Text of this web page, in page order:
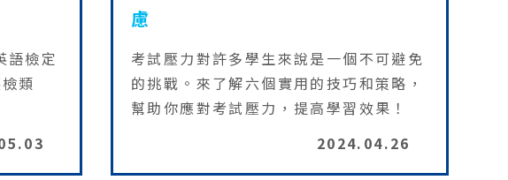
語檢定
類
慮
考試壓力對許多學生來說是一個不可避免
的挑戰。來了解六個實用的技巧和策略，
幫助你應對考試壓力，提高學習效果！
2024.04.26